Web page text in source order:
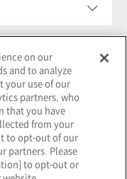
on our
and to analyze
your use of our
partners, who
that you have
from your
to opt-out of our
partners. Please
to opt-out or